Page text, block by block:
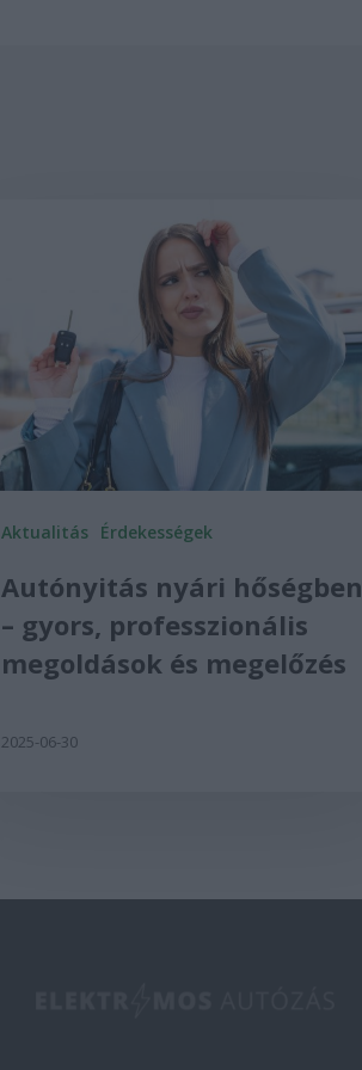
Aktualitás Érdekességek
Autónyitás nyári hőségben
– gyors, professzionális
megoldások és megelőzés
2025-06-30